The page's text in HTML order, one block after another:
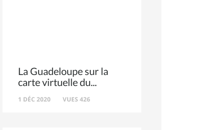
La Guadeloupe sur la
carte virtuelle du
1 DÉC 2020 VUES 426